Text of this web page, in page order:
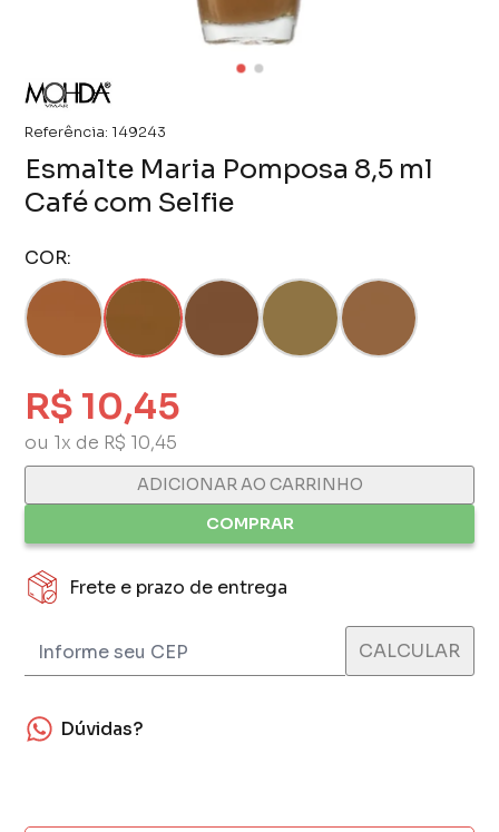
Referência: 149243
Esmalte Maria Pomposa 8,5 ml
Café com Selfie
COR:
R$ 10,45
ou 1x de R$ 10,45
ADICIONAR AO CARRINHO
COMPRAR
Frete e prazo de entrega
Dúvidas?